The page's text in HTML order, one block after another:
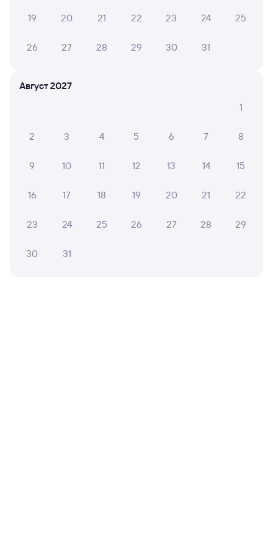
Инструкция по приобретению билетов
Обратные билеты из Тольятти в Москву
Казанскую
Железнодорожные билеты до Москвы
Расписание автобусов Тольятти — Москва
Вокзал Тольятти
Аренда авто в Москве
19 20 21 22 23 24 25
26 27 28 29 30 31
Август 2027
1
2 3 4 5 6 7 8
9 10 11 12 13 14 15
16 17 18 19 20 21 22
23 24 25 26 27 28 29
30 31